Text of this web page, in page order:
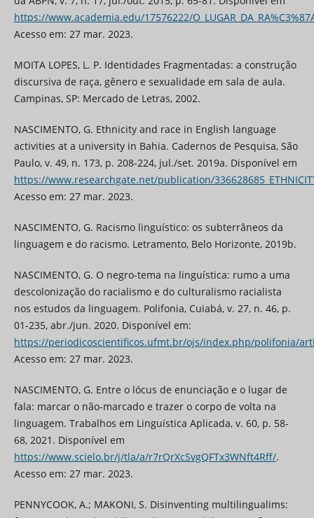
https://www.academia.edu/17576222/
Acesso em: 27 mar. 2023.
MOITA LOPES, L. P. Identidades Fragmentadas: a construção
discursiva de raça, gênero e sexualidade em sala de aula.
Campinas, SP: Mercado de Letras, 2002.
NASCIMENTO, G. Ethnicity and race in English language
activities at a university in Bahia. Cadernos de Pesquisa, São
Paulo, v. 49, n. 173, p. 208-224, jul./set. 2019a. Disponível em
https://www.researchgate.net/publication/
Acesso em: 27 mar. 2023.
NASCIMENTO, G. Racismo linguístico: os subterrâneos da
linguagem e do racismo. Letramento, Belo Horizonte, 2019b.
NASCIMENTO, G. O negro-tema na linguística: rumo a uma
descolonização do racialismo e do culturalismo racialista
nos estudos da linguagem. Polifonia, Cuiabá, v. 27, n. 46, p.
01-235, abr./jun. 2020. Disponível em:
https://periodicoscientificos.ufmt.br/ojs/index.php/polifonia/
Acesso em: 27 mar. 2023.
NASCIMENTO, G. Entre o lócus de enunciação e o lugar de
fala: marcar o não-marcado e trazer o corpo de volta na
linguagem. Trabalhos em Linguística Aplicada, v. 60, p. 58-
68, 2021. Disponível em
https://www.scielo.br/j/tla/a/r7rQrXcSvgQFTx3WNft4Rff/.
Acesso em: 27 mar. 2023.
PENNYCOOK, A.; MAKONI, S. Disinventing multilingualims: